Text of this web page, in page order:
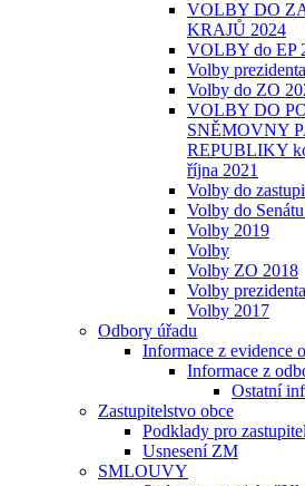
VOLBY DO
KRAJŮ 2024
VOLBY do EP
Volby
Volby do ZO
VOLBY DO
SNĚMOVNY
REPUBLIKY
října 2021
Volby do
Volby do
Volby 2019
Volby
Volby ZO 2018
Volby prezidenta
Volby 2017
Odbory úřadu
Informace z evidence
Informace z
Ostatní
Zastupitelstvo obce
Podklady pro
Usnesení ZM
SMLOUVY